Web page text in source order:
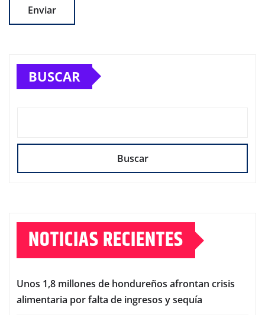
BUSCAR
Buscar
NOTICIAS RECIENTES
Unos 1,8 millones de hondureños afrontan crisis
alimentaria por falta de ingresos y sequía